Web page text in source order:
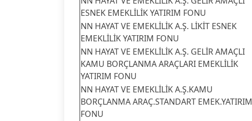
ESNEK EMEKLİLİK YATIRIM FONU
NN HAYAT VE EMEKLİLİK A.Ş. LİKİT ESNEK
EMEKLİLİK YATIRIM FONU
NN HAYAT VE EMEKLİLİK A.Ş. GELİR AMAÇLI
KAMU BORÇLANMA ARAÇLARI EMEKLİLİK
YATIRIM FONU
NN HAYAT VE EMEKLİLİK A.Ş.KAMU
BORÇLANMA ARAÇ.STANDART EMEK.YATIRIM
FONU